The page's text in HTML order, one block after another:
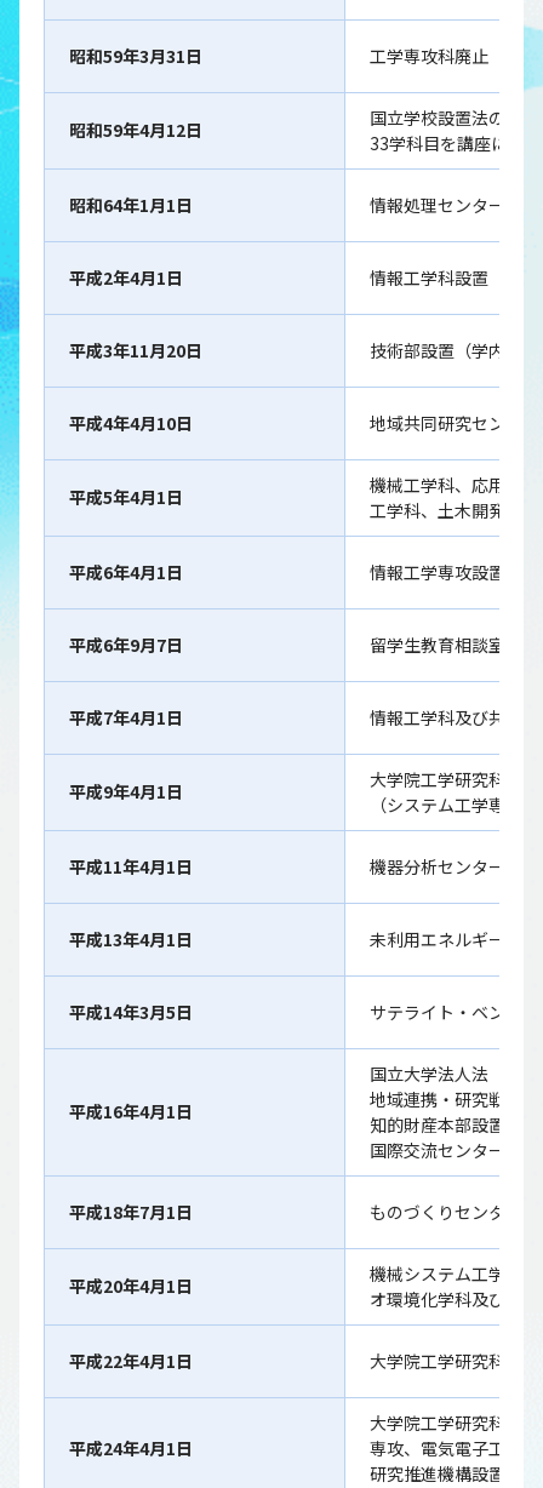
昭和59年3月31日 工学専攻科廃止
昭和59年4月12日
国立学校設置法の一
33学科目を講座に改正
昭和64年1月1日 情報処理センター設
平成2年4月1日 情報工学科設置
平成3年11月20日 技術部設置（学内措
平成4年4月10日 地域共同研究センタ
平成5年4月1日
機械工学科、応用機
工学科、土木開発工
平成6年4月1日 情報工学専攻設置
平成6年9月7日 留学生教育相談室設
平成7年4月1日 情報工学科及び共通
平成9年4月1日
大学院工学研究科修
（システム工学専攻
平成11年4月1日 機器分析センター設置
平成13年4月1日 未利用エネルギー研
平成14年3月5日 サテライト・ベンチ
平成16年4月1日
国立大学法人法（平
地域連携・研究戦略
知的財産本部設置
国際交流センター設置
平成18年7月1日 ものづくりセンター
平成20年4月1日
機械システム工学科
オ環境化学科及びマ
平成22年4月1日 大学院工学研究科博
平成24年4月1日
大学院工学研究科博
専攻、電気電子工学
研究推進機構設置